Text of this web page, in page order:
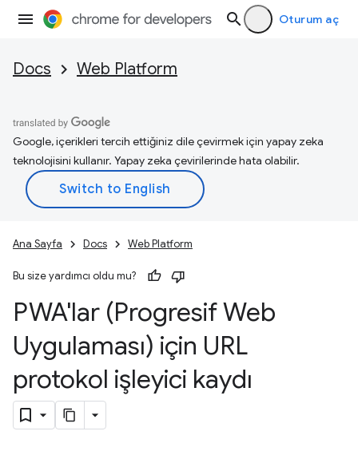
Oturum aç
Docs Web Platform
Google, içerikleri tercih ettiğiniz dile çevirmek için yapay zeka
teknolojisini kullanır. Yapay zeka çevirilerinde hata olabilir.
Ana Sayfa Docs Web Platform
Bu size yardımcı oldu mu?
PWA'lar (Progresif Web
Uygulaması) için URL
protokol işleyici kaydı